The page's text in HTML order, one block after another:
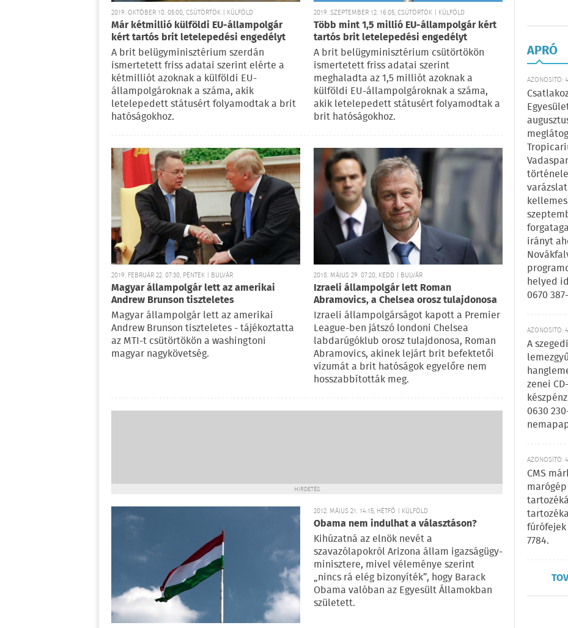
2019. OKTÓBER 10. 05:00, CSÜTÖRTÖK | KÜLFÖLD
Már kétmillió külföldi EU-állampolgár
kért tartós brit letelepedési engedélyt
A brit belügyminisztérium szerdán
ismertetett friss adatai szerint elérte a
kétmilliót azoknak a külföldi EU-
állampolgároknak a száma, akik
letelepedett státusért folyamodtak a brit
hatóságokhoz.
2019. SZEPTEMBER 12. 16:05, CSÜTÖRTÖK | KÜLFÖLD
Több mint 1,5 millió EU-állampolgár kért
tartós brit letelepedési engedélyt
A brit belügyminisztérium csütörtökön
ismertetett friss adatai szerint
meghaladta az 1,5 milliót azoknak a
külföldi EU-állampolgároknak a száma,
akik letelepedett státusért folyamodtak a
brit hatóságokhoz.
2019. FEBRUÁR 22. 07:30, PÉNTEK | BULVÁR
Magyar állampolgár lett az amerikai
Andrew Brunson tiszteletes
Magyar állampolgár lett az amerikai
Andrew Brunson tiszteletes - tájékoztatta
az MTI-t csütörtökön a washingtoni
magyar nagykövetség.
2018. MÁJUS 29. 07:20, KEDD | BULVÁR
Izraeli állampolgár lett Roman
Abramovics, a Chelsea orosz tulajdonosa
Izraeli állampolgárságot kapott a Premier
League-ben játszó londoni Chelsea
labdarúgóklub orosz tulajdonosa, Roman
Abramovics, akinek lejárt brit befektetői
vízumát a brit hatóságok egyelőre nem
hosszabbították meg.
HIRDETÉS
2012. MÁJUS 21. 14:15, HÉTFŐ | KÜLFÖLD
Obama nem indulhat a választáson?
Kihúzatná az elnök nevét a
szavazólapokról Arizona állam igazságügy-
minisztere, mivel véleménye szerint
„nincs rá elég bizonyíték”, hogy Barack
Obama valóban az Egyesült Államokban
született.
APRÓ
AZONOSÍTÓ:
irányt
helyed
0670
AZONOSÍTÓ:
A
zenei
0630
AZONOSÍTÓ:
CMS
7784.